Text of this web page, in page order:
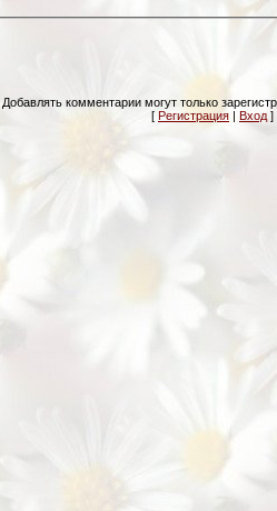
Добавлять комментарии могут только
[ Регистрация Вход ]